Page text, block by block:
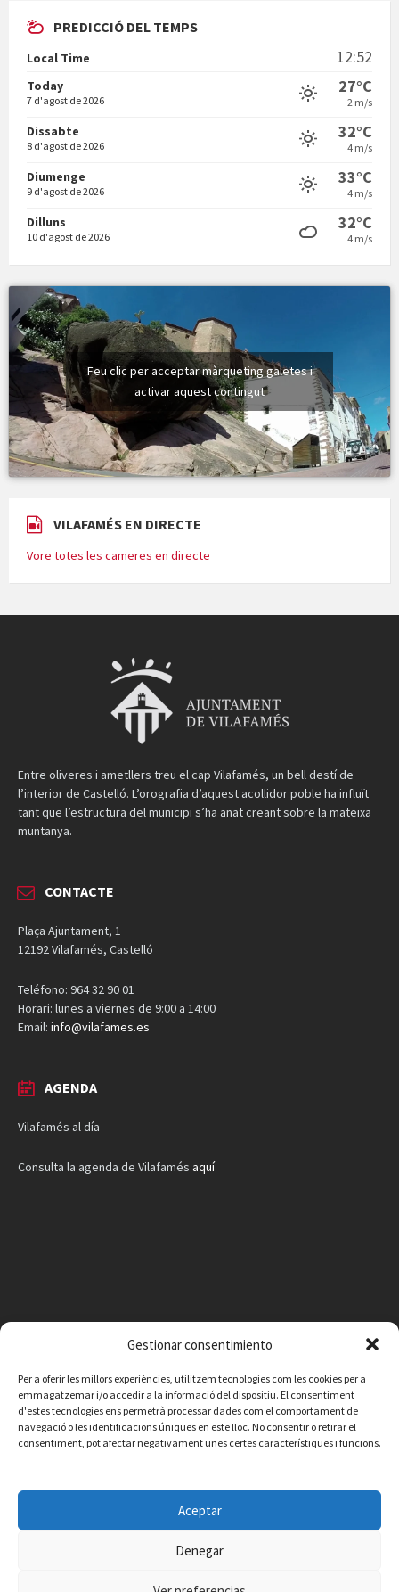
Gestionar consentimiento
Per a oferir les millors experiències, utilitzem tecnologies com les cookies per a
emmagatzemar i/o accedir a la informació del dispositiu. El consentiment
d'estes tecnologies ens permetrà processar dades com el comportament de
navegació o les identificacions úniques en este lloc. No consentir o retirar el
consentiment, pot afectar negativament unes certes característiques i funcions.
Aceptar
Denegar
En Bum
Vermuts a la Font. Hit parit
PREDICCIÓ DEL TEMPS
Local Time 12:52
Today
7 d'agost de 2026
27°C
2 m/s
Dissabte
8 d'agost de 2026
32°C
4 m/s
Diumenge
9 d'agost de 2026
33°C
4 m/s
Dilluns
10 d'agost de 2026
32°C
4 m/s
Feu clic per acceptar màrqueting galetes i
activar aquest contingut
VILAFAMÉS EN DIRECTE
Vore totes les cameres en directe
Entre oliveres i ametllers treu el cap Vilafamés, un bell destí de
l’interior de Castelló. L’orografia d’aquest acollidor poble ha influït
tant que l’estructura del municipi s’ha anat creant sobre la mateixa
muntanya.
CONTACTE
Plaça Ajuntament, 1
12192 Vilafamés, Castelló
Teléfono: 964 32 90 01
Horari: lunes a viernes de 9:00 a 14:00
Email: info@vilafames.es
AGENDA
Vilafamés al día
Consulta la agenda de Vilafamés aquí
Política de privacitat
© 2026 Ajuntament de Vilafamés - Desarrollada por